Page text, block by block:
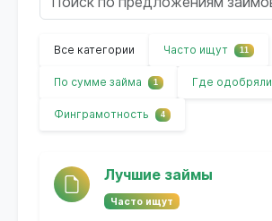
Все категории Часто ищут 11
По сумме займа 1 Где одобряли
Финграмотность 4
Лучшие займы
Часто ищут